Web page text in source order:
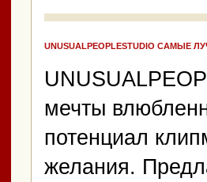
UNUSUALPEOPLESTUDIO
мечты
потенциал
желания.